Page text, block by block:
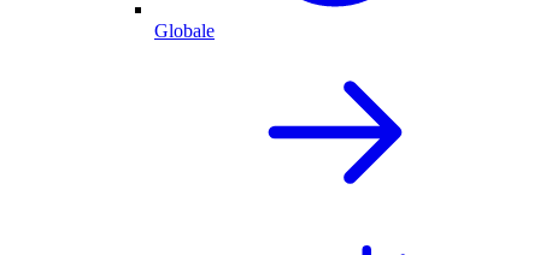
Globale